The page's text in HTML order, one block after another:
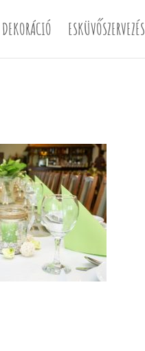
DEKORÁCIÓ ESKÜVŐSZERVEZÉS